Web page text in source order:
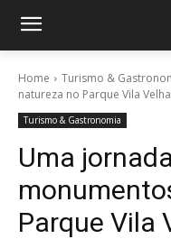
Home Turismo &
natureza no Parque Vila Velha
Turismo & Gastronomia
Uma
Parque Vila